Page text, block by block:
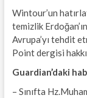
Wintour’un
temizlik
Avrupa’yı tehdit
Point dergisi
Guardian’daki
– Sınıfta